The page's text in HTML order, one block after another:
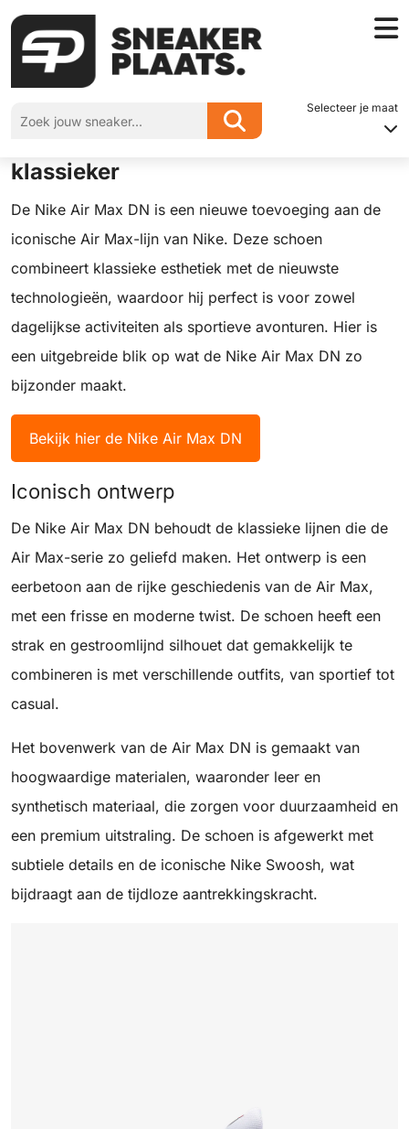
Selecteer je maat
Home»De Nike Air Max DN: een tijdloze klassieker
De Nike Air Max DN: een tijdloze
klassieker
De Nike Air Max DN is een nieuwe toevoeging aan de
iconische Air Max-lijn van Nike. Deze schoen
combineert klassieke esthetiek met de nieuwste
technologieën, waardoor hij perfect is voor zowel
dagelijkse activiteiten als sportieve avonturen. Hier is
een uitgebreide blik op wat de Nike Air Max DN zo
bijzonder maakt.
Bekijk hier de Nike Air Max DN
Iconisch ontwerp
De Nike Air Max DN behoudt de klassieke lijnen die de
Air Max-serie zo geliefd maken. Het ontwerp is een
eerbetoon aan de rijke geschiedenis van de Air Max,
met een frisse en moderne twist. De schoen heeft een
strak en gestroomlijnd silhouet dat gemakkelijk te
combineren is met verschillende outfits, van sportief tot
casual.
Het bovenwerk van de Air Max DN is gemaakt van
hoogwaardige materialen, waaronder leer en
synthetisch materiaal, die zorgen voor duurzaamheid en
een premium uitstraling. De schoen is afgewerkt met
subtiele details en de iconische Nike Swoosh, wat
bijdraagt aan de tijdloze aantrekkingskracht.